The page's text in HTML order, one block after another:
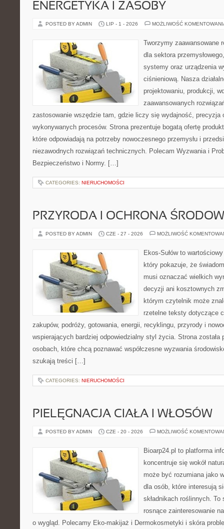
ENERGETYKA I ZASOBY
POSTED BY ADMIN LIP - 1 - 2026 MOŻLIWOŚĆ
Tworzymy zaawansowane
dla sektora
systemy oraz urządzenia
ciśnieniową. Nasza
projektowaniu, produkcji,
zaawansowanych
zastosowanie wszędzie tam, gdzie liczy się wydajność, precyzja
wykonywanych procesów. Strona prezentuje bogatą ofertę
które odpowiadają na potrzeby nowoczesnego przemysłu i
niezawodnych rozwiązań technicznych. Polecam Wyzwania i
Bezpieczeństwo i Normy. […]
CATEGORIES: NIERUCHOMOŚCI
PRZYRODA I OCHRONA
POSTED BY ADMIN CZE - 27 - 2026 MOŻLIWOŚĆ
Ekos-Sułów to
który pokazuje, że
musi oznaczać wielkich
decyzji ani kosztownych
którym czytelnik może
rzetelne teksty dotyczące
zakupów, podróży, gotowania, energii, recyklingu, przyrody i
wspierających bardziej odpowiedzialny styl życia. Strona została
osobach, które chcą poznawać współczesne wyzwania
szukają treści […]
CATEGORIES: NIERUCHOMOŚCI
PIELĘGNACJA CIAŁA I WŁOSÓW
POSTED BY ADMIN CZE - 20 - 2026 MOŻLIWOŚĆ
Bioarp24.pl to platforma
koncentruje się wokół
może być rozumiana jako
dla osób, które interesują
składnikach roślinnych.
rosnące zainteresowanie
o wygląd. Polecamy Eko-makijaż i Dermokosmetyki i skóra